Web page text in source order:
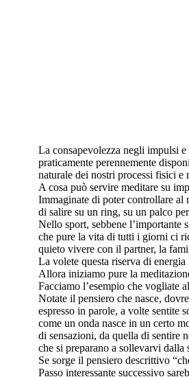
La consapevolezza negli impulsi
praticamente perennemente
naturale dei nostri processi fisici e
A cosa può servire meditare su
Immaginate di poter controllare al
di salire su un ring, su un palco
Nello sport, sebbene l’importante
che pure la vita di tutti i giorni ci
quieto vivere con il partner, la
La volete questa riserva di energia
Allora iniziamo pure la
Facciamo l’esempio che vogliate
Notate il pensiero che nasce,
espresso in parole, a volte sentite
come un onda nasce in un certo
di sensazioni, da quella di sentire
che si preparano a sollevarvi
Se sorge il pensiero descrittivo
Passo interessante successivo